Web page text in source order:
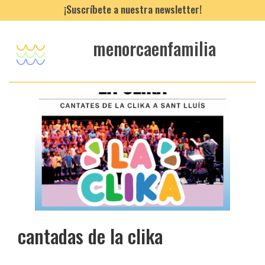
¡Suscríbete a nuestra newsletter!
menorcaenfamilia
cantadas de la clika